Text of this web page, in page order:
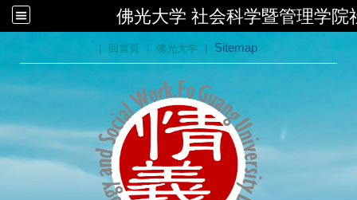
佛光大学 社会科学暨管理学院
| 回首页 | 佛光大学 | Sitemap